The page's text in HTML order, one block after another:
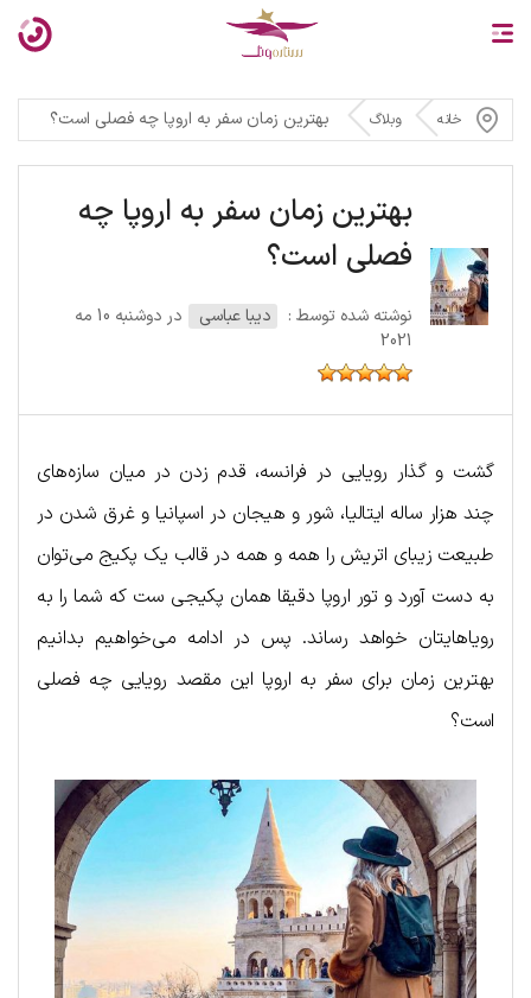
خانه وبلاگ بهترین زمان سفر به اروپا چه فصلی است؟
بهترین زمان سفر به اروپا چه
فصلی است؟
نوشته شده توسط : دیبا عباسی
در دوشنبه 10 مه
2021
گشت و گذار رویایی در فرانسه، قدم زدن در میان سازه‌های
چند هزار ساله ایتالیا، شور و هیجان در اسپانیا و غرق شدن در
طبیعت زیبای اتریش را همه و همه در قالب یک پکیج می‌توان
به دست آورد و تور اروپا دقیقا همان پکیجی ست که شما را به
رویاهایتان خواهد رساند. پس در ادامه می‌خواهیم بدانیم
بهترین زمان برای سفر به اروپا این مقصد رویایی چه فصلی
است؟